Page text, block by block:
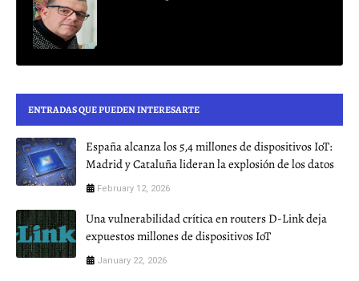
ENTRADAS QUE PUEDEN INTERESARTE
España alcanza los 5,4 millones de dispositivos IoT:
Madrid y Cataluña lideran la explosión de los datos
February 12, 2026
Una vulnerabilidad crítica en routers D-Link deja
expuestos millones de dispositivos IoT
January 22, 2026